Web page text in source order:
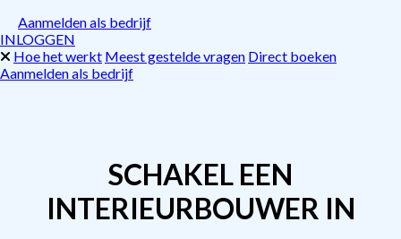
Aanmelden als bedrijf
INLOGGEN
Hoe het werkt Meest gestelde vragen Direct boeken
Aanmelden als bedrijf
SCHAKEL EEN
INTERIEURBOUWER IN